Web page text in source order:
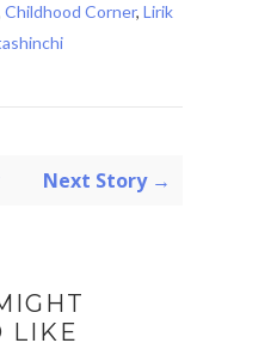
Childhood Corner, Lirik
Next Story →
LIKE